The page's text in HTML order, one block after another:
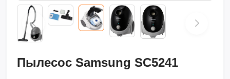
Пылесос Samsung SC5241